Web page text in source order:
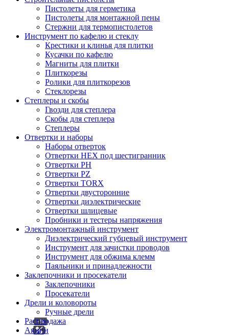
Пистолеты для герметика
Пистолеты для монтажной пены
Стержни для термопистолетов
Инструмент по кафелю и стеклу
Крестики и клинья для плитки
Кусачки по кафелю
Магниты для плитки
Плиткорезы
Ролики для плиткорезов
Стеклорезы
Степлеры и скобы
Гвозди для степлера
Скобы для степлера
Степлеры
Отвертки и наборы
Наборы отверток
Отвертки HEX под шестигранник
Отвертки PH
Отвертки PZ
Отвертки TORX
Отвертки двусторонние
Отвертки диэлектрические
Отвертки шлицевые
Пробники и тестеры напряжения
Электромонтажный инструмент
Диэлектрический губцевый инструмент
Инструмент для зачистки проводов
Инструмент для обжима клемм
Паяльники и принадлежности
Заклепочники и просекатели
Заклепочники
Просекатели
Дрели и коловороты
Ручные дрели
Распродажа
Акции